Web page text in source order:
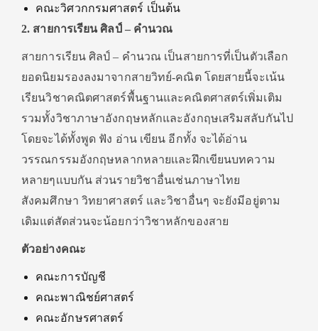
คณะวิศวกกรมศาสตร์ เป็นต้น
2. สายการเรียน ศิลป์ – คำนวณ
สายการเรียน ศิลป์ – คำนวณ เป็นสายการที่เป็นตัวเลือก
ยอดนิยมรองลงมาจากสายวิทย์-คณิต โดยสายนี้จะเน้น
เรียนวิชาคณิตศาสตร์พื้นฐานและคณิตศาสตร์เพิ่มเติม
รวมทั้งวิชาภาษาอังกฤษหลักและอังกฤษเสริมสลับกันไป
โดยจะได้ทั้งพูด ฟัง อ่าน เขียน อีกทั้ง จะได้อ่าน
วรรณกรรมอังกฤษหลากหลายเเละฝึกเขียนบทความ
หลายๆเเบบกัน ส่วนรายวิชาอื่นเช่นภาษาไทย
สังคมศึกษา วิทยาศาสตร์ และวิชาอื่นๆ จะยังมีอยู่ตาม
เดิมแต่สัดส่วนจะน้อยกว่าวิชาหลักของสาย
ตัวอย่างคณะ
คณะการบัญชี
คณะพาณิชย์ศาสตร์
คณะอักษรศาสตร์